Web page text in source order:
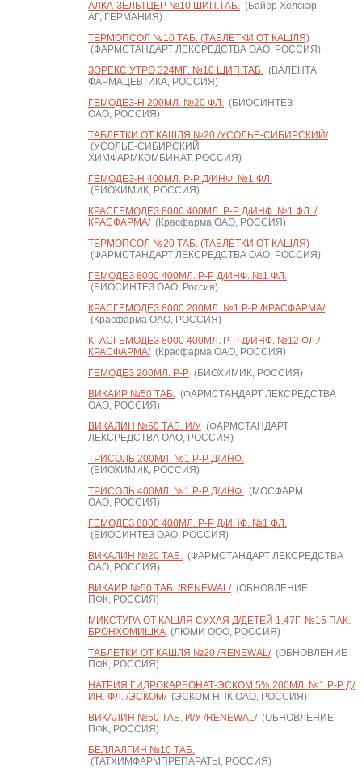
АЛКА-ЗЕЛЬТЦЕР №10 ШИП.ТАБ.(Байер Хелскэр
АГ, ГЕРМАНИЯ)
ТЕРМОПСОЛ №10 ТАБ. (ТАБЛЕТКИ ОТ КАШЛЯ)
(ФАРМСТАНДАРТ ЛЕКСРЕДСТВА ОАО, РОССИЯ)
ЗОРЕКС УТРО 324МГ. №10 ШИП.ТАБ.(ВАЛЕНТА
ФАРМАЦЕВТИКА, РОССИЯ)
ГЕМОДЕЗ-Н 200МЛ. №20 ФЛ.(БИОСИНТЕЗ
ОАО, РОССИЯ)
ТАБЛЕТКИ ОТ КАШЛЯ №20 /УСОЛЬЕ-СИБИРСКИЙ/
(УСОЛЬЕ-СИБИРСКИЙ
ХИМФАРМКОМБИНАТ, РОССИЯ)
ГЕМОДЕЗ-Н 400МЛ. Р-Р Д/ИНФ. №1 ФЛ.
(БИОХИМИК, РОССИЯ)
КРАСГЕМОДЕЗ 8000 400МЛ. Р-Р Д/ИНФ. №1 ФЛ. /
КРАСФАРМА/(Красфарма ОАО, РОССИЯ)
ТЕРМОПСОЛ №20 ТАБ. (ТАБЛЕТКИ ОТ КАШЛЯ)
(ФАРМСТАНДАРТ ЛЕКСРЕДСТВА ОАО, РОССИЯ)
ГЕМОДЕЗ 8000 400МЛ. Р-Р Д/ИНФ. №1 ФЛ.
(БИОСИНТЕЗ ОАО, Россия)
КРАСГЕМОДЕЗ 8000 200МЛ. №1 Р-Р /КРАСФАРМА/
(Красфарма ОАО, РОССИЯ)
КРАСГЕМОДЕЗ 8000 400МЛ. Р-Р Д/ИНФ. №12 ФЛ./
КРАСФАРМА/(Красфарма ОАО, РОССИЯ)
ГЕМОДЕЗ 200МЛ. Р-Р(БИОХИМИК, РОССИЯ)
ВИКАИР №50 ТАБ.(ФАРМСТАНДАРТ ЛЕКСРЕДСТВА
ОАО, РОССИЯ)
ВИКАЛИН №50 ТАБ. И/У(ФАРМСТАНДАРТ
ЛЕКСРЕДСТВА ОАО, РОССИЯ)
ТРИСОЛЬ 200МЛ. №1 Р-Р Д/ИНФ.
(БИОХИМИК, РОССИЯ)
ТРИСОЛЬ 400МЛ. №1 Р-Р Д/ИНФ.(МОСФАРМ
ОАО, РОССИЯ)
ГЕМОДЕЗ 8000 400МЛ. Р-Р Д/ИНФ. №1 ФЛ.
(БИОСИНТЕЗ ОАО, РОССИЯ)
ВИКАЛИН №20 ТАБ.(ФАРМСТАНДАРТ ЛЕКСРЕДСТВА
ОАО, РОССИЯ)
ВИКАИР №50 ТАБ. /RENEWAL/(ОБНОВЛЕНИЕ
ПФК, РОССИЯ)
МИКСТУРА ОТ КАШЛЯ СУХАЯ Д/ДЕТЕЙ 1,47Г. №15 ПАК.
БРОНХОМИШКА(ЛЮМИ ООО, РОССИЯ)
ТАБЛЕТКИ ОТ КАШЛЯ №20 /RENEWAL/(ОБНОВЛЕНИЕ
ПФК, РОССИЯ)
НАТРИЯ ГИДРОКАРБОНАТ-ЭСКОМ 5% 200МЛ. №1 Р-Р Д/
ИН. ФЛ. /ЭСКОМ/(ЭСКОМ НПК ОАО, РОССИЯ)
ВИКАЛИН №50 ТАБ. И/У /RENEWAL/(ОБНОВЛЕНИЕ
ПФК, РОССИЯ)
БЕЛЛАЛГИН №10 ТАБ.
(ТАТХИМФАРМПРЕПАРАТЫ, РОССИЯ)